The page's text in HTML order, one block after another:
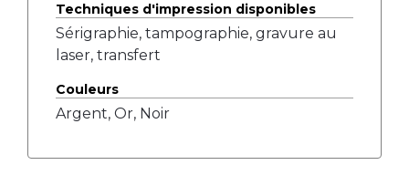
Techniques d'impression disponibles
Sérigraphie, tampographie, gravure au
laser, transfert
Couleurs
Argent, Or, Noir